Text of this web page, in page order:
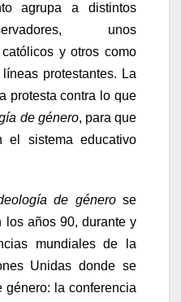
agrupa a distintos
unos
y otros como
protestantes. La
protesta contra lo que
de género, para que
sistema educativo
de génerose
los años 90, durante y
mundiales de la
Unidas donde se
la conferencia